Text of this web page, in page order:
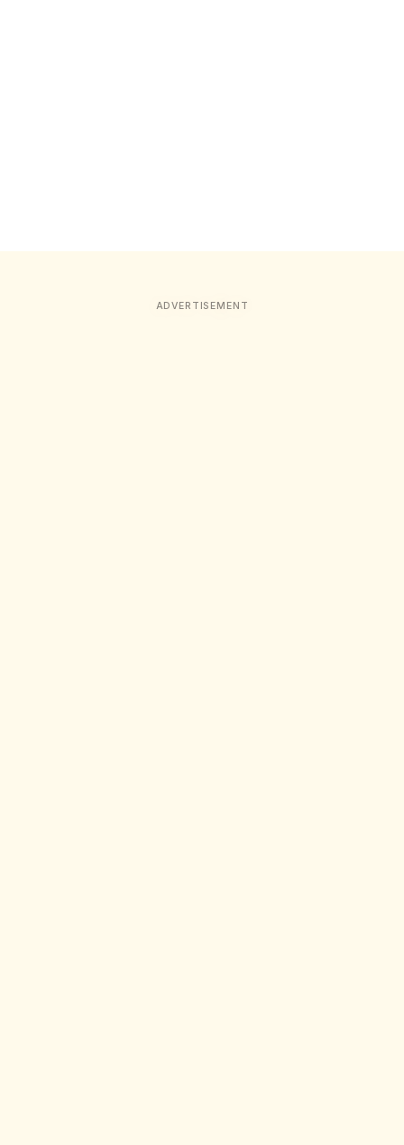
ADVERTISEMENT